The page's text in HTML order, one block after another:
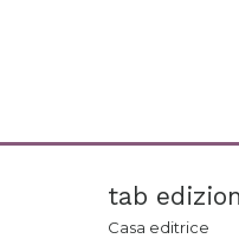
tab
Casa editrice